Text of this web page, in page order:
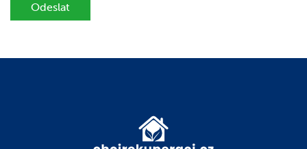
Odeslat